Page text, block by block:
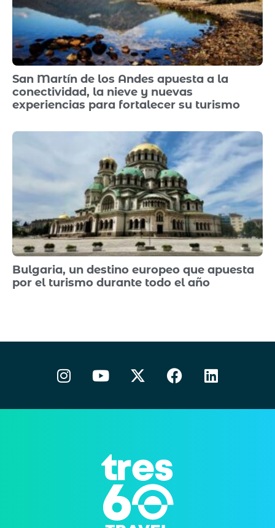
San Martín de los Andes apuesta a la
conectividad, la nieve y nuevas
experiencias para fortalecer su turismo
Bulgaria, un destino europeo que apuesta
por el turismo durante todo el año